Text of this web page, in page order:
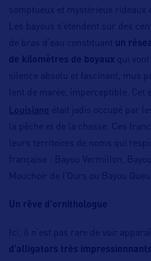
somptueux et mystérieux rideaux
Les bayous s’étendent sur des
de bras d’eau constituant un
de kilomètres de boyaux qui
silence absolu et fascinant, mus
lent de marée, imperceptible. Cet
Louisiane était jadis occupé par
la pêche et de la chasse. Ces
leurs territoires de noms qui
française : Bayou Vermillon,
Mouchoir de l’Ours ou Bayou
Un rêve d’ornithologue
Ici, il n’est pas rare de voir
d’alligators très impressionnants